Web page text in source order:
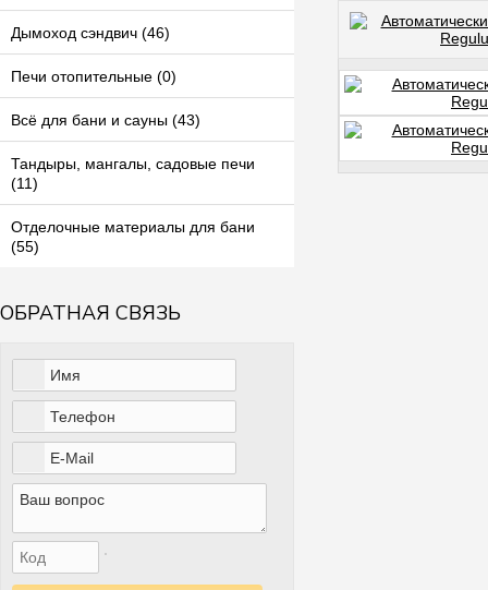
Дымоход сэндвич (46)
Печи отопительные (0)
Всё для бани и сауны (43)
Тандыры, мангалы, садовые печи
(11)
Отделочные материалы для бани
(55)
ОБРАТНАЯ СВЯЗЬ